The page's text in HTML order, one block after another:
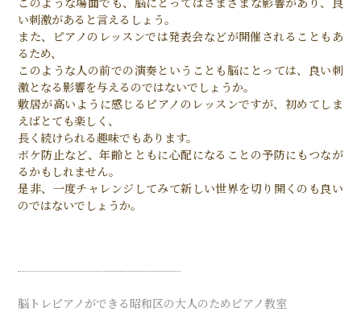
い刺激があると言えるしょう。
また、ピアノのレッスンでは発表会などが開催されることもあ
るため、
このような人の前での演奏ということも脳にとっては、良い刺
激となる影響を与えるのではないでしょうか。
敷居が高いように感じるピアノのレッスンですが、初めてしま
えばとても楽しく、
長く続けられる趣味でもあります。
ボケ防止など、年齢とともに心配になることの予防にもつなが
るかもしれません。
是非、一度チャレンジしてみて新しい世界を切り開くのも良い
のではないでしょうか。
脳トレピアノができる昭和区の大人のためピアノ教室